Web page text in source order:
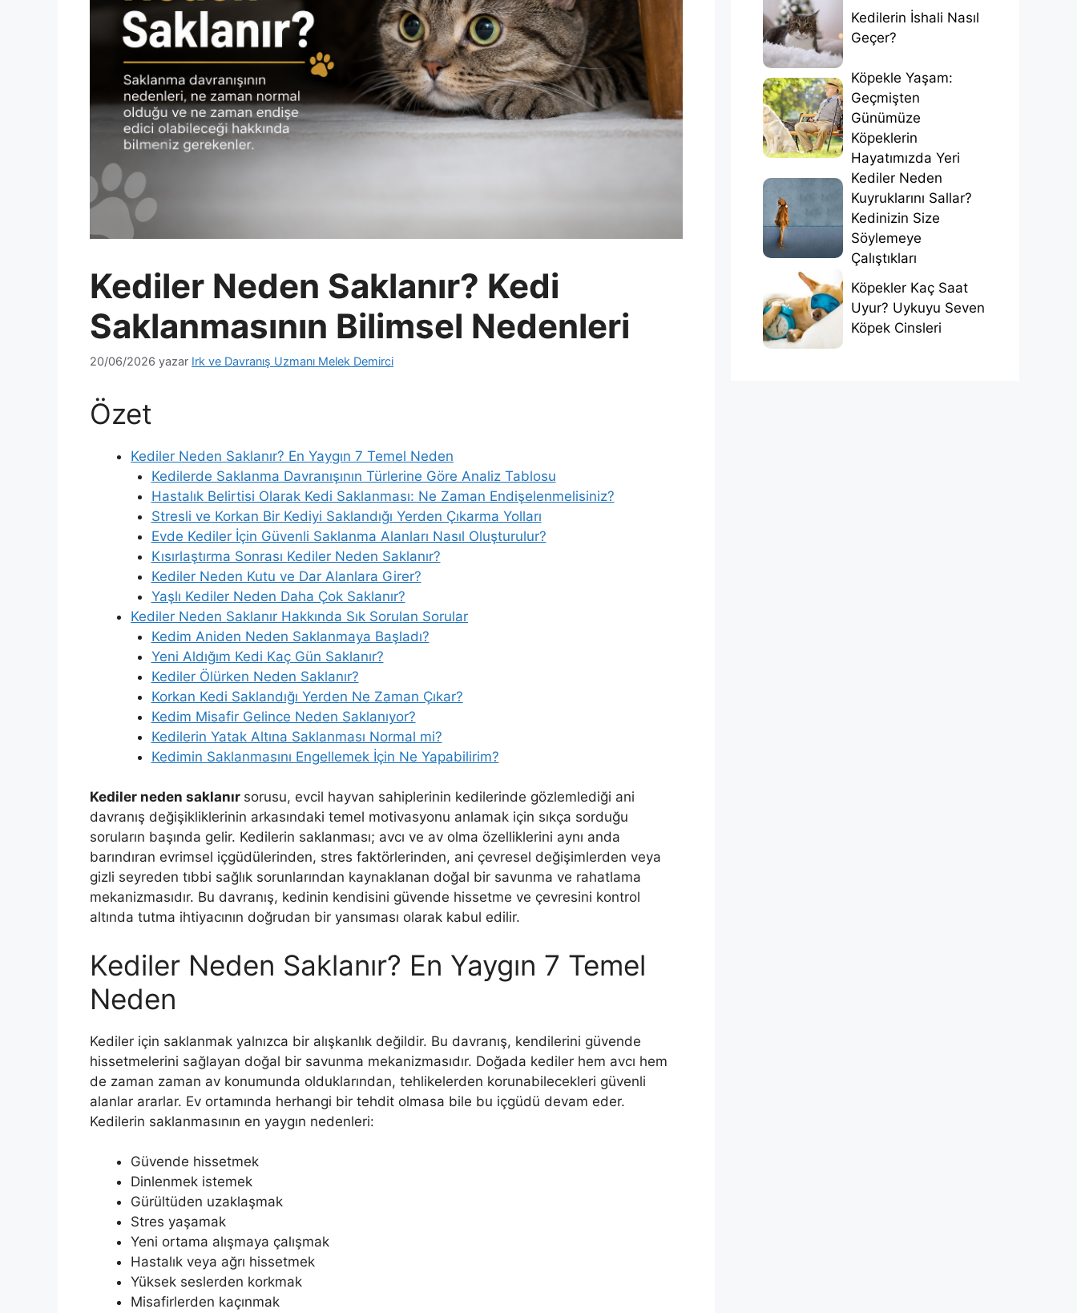
Kediler Neden Saklanır? Kedi
Saklanmasının Bilimsel Nedenleri
20/06/2026 yazar Irk ve Davranış Uzmanı Melek Demirci
Özet
Kediler Neden Saklanır? En Yaygın 7 Temel Neden
Kedilerde Saklanma Davranışının Türlerine Göre Analiz Tablosu
Hastalık Belirtisi Olarak Kedi Saklanması: Ne Zaman Endişelenmelisiniz?
Stresli ve Korkan Bir Kediyi Saklandığı Yerden Çıkarma Yolları
Evde Kediler İçin Güvenli Saklanma Alanları Nasıl Oluşturulur?
Kısırlaştırma Sonrası Kediler Neden Saklanır?
Kediler Neden Kutu ve Dar Alanlara Girer?
Yaşlı Kediler Neden Daha Çok Saklanır?
Kediler Neden Saklanır Hakkında Sık Sorulan Sorular
Kedim Aniden Neden Saklanmaya Başladı?
Yeni Aldığım Kedi Kaç Gün Saklanır?
Kediler Ölürken Neden Saklanır?
Korkan Kedi Saklandığı Yerden Ne Zaman Çıkar?
Kedim Misafir Gelince Neden Saklanıyor?
Kedilerin Yatak Altına Saklanması Normal mi?
Kedimin Saklanmasını Engellemek İçin Ne Yapabilirim?
Kediler neden saklanır sorusu, evcil hayvan sahiplerinin kedilerinde gözlemlediği ani
davranış değişikliklerinin arkasındaki temel motivasyonu anlamak için sıkça sorduğu
soruların başında gelir. Kedilerin saklanması; avcı ve av olma özelliklerini aynı anda
barındıran evrimsel içgüdülerinden, stres faktörlerinden, ani çevresel değişimlerden veya
gizli seyreden tıbbi sağlık sorunlarından kaynaklanan doğal bir savunma ve rahatlama
mekanizmasıdır. Bu davranış, kedinin kendisini güvende hissetme ve çevresini kontrol
altında tutma ihtiyacının doğrudan bir yansıması olarak kabul edilir.
Kediler Neden Saklanır? En Yaygın 7 Temel
Neden
Kediler için saklanmak yalnızca bir alışkanlık değildir. Bu davranış, kendilerini güvende
hissetmelerini sağlayan doğal bir savunma mekanizmasıdır. Doğada kediler hem avcı hem
de zaman zaman av konumunda olduklarından, tehlikelerden korunabilecekleri güvenli
alanlar ararlar. Ev ortamında herhangi bir tehdit olmasa bile bu içgüdü devam eder.
Kedilerin saklanmasının en yaygın nedenleri:
Güvende hissetmek
Dinlenmek istemek
Gürültüden uzaklaşmak
Stres yaşamak
Yeni ortama alışmaya çalışmak
Hastalık veya ağrı hissetmek
Yüksek seslerden korkmak
Misafirlerden kaçınmak
Kedilerin İshali Nasıl
Geçer?
Köpekle Yaşam:
Geçmişten
Günümüze
Köpeklerin
Hayatımızda Yeri
Kediler Neden
Kuyruklarını Sallar?
Kedinizin Size
Söylemeye
Çalıştıkları
Köpekler Kaç Saat
Uyur? Uykuyu Seven
Köpek Cinsleri